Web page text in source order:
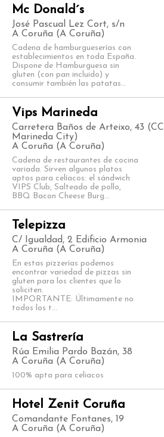
Mc Donald´s
José Pascual Lez Cort, s/n
A Coruña (A Coruña)
Cadena de hamburgueserías con
establecimientos en toda España.
Dispone de Hamburguesa sin
gluten (con pan incluido) y
consumir también las patatas...
Vips Marineda
Carretera Baños de Arteixo, 43 (CC
Marineda City)
A Coruña (A Coruña)
Cadena de restaurantes de cocina
variada. Sirven algunos platos
aptos para celíacos: el sándwich
VIPS Club, Salteado de pollo,
BBQ Bacon Cheese Burg...
Telepizza
C/ Igualdad, 2 Edificio Armonia
A Coruña (A Coruña)
En estas pizzerías podemos
encontrar variedad de pizzas sin
gluten para los clientes que lo
soliciten.
IMPORTANTE: Últimamente no
todos los t...
La Sastrería
Rúa Emilia Pardo Bazán, 38
A Coruña (A Coruña)
100% apta para celiacos
Hotel Zenit Coruña
Comandante Fontanes, 19
A Coruña (A Coruña)